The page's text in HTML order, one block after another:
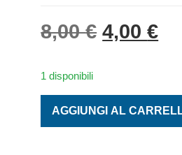
8,00€ Il
4,00€Il
1 disponibili
AGGIUNGI AL